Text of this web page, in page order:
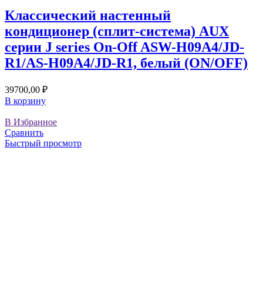
Классический настенный
кондиционер (сплит-система) AUX
серии J series On-Off ASW-H09A4/JD-
R1/AS-H09A4/JD-R1, белый (ON/OFF)
39700,00 ₽
В корзину
В Избранное
Сравнить
Быстрый просмотр